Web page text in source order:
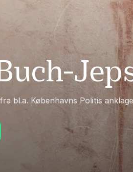
bl.a. Københavns Politis